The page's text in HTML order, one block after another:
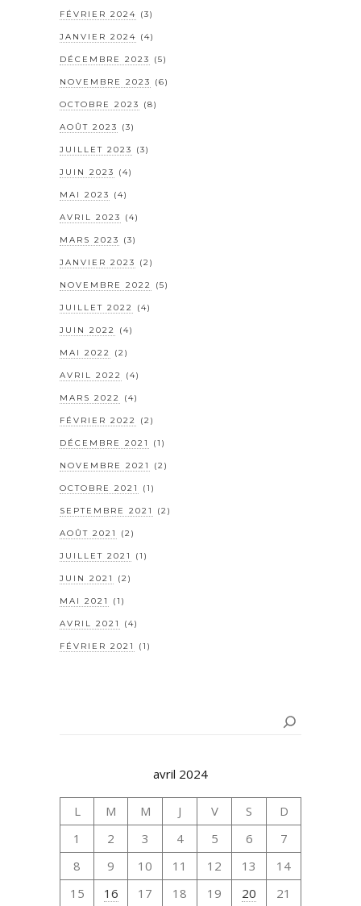
FÉVRIER 2024 (3)
JANVIER 2024 (4)
DÉCEMBRE 2023 (5)
NOVEMBRE 2023 (6)
OCTOBRE 2023 (8)
AOÛT 2023 (3)
JUILLET 2023 (3)
JUIN 2023 (4)
MAI 2023 (4)
AVRIL 2023 (4)
MARS 2023 (3)
JANVIER 2023 (2)
NOVEMBRE 2022 (5)
JUILLET 2022 (4)
JUIN 2022 (4)
MAI 2022 (2)
AVRIL 2022 (4)
MARS 2022 (4)
FÉVRIER 2022 (2)
DÉCEMBRE 2021 (1)
NOVEMBRE 2021 (2)
OCTOBRE 2021 (1)
SEPTEMBRE 2021 (2)
AOÛT 2021 (2)
JUILLET 2021 (1)
JUIN 2021 (2)
MAI 2021 (1)
AVRIL 2021 (4)
FÉVRIER 2021 (1)
avril 2024
L M M J V S
D
1
2 3 4 5 6
7
8
9 10 11 12 13
14
15
16 17 18 19 20 21